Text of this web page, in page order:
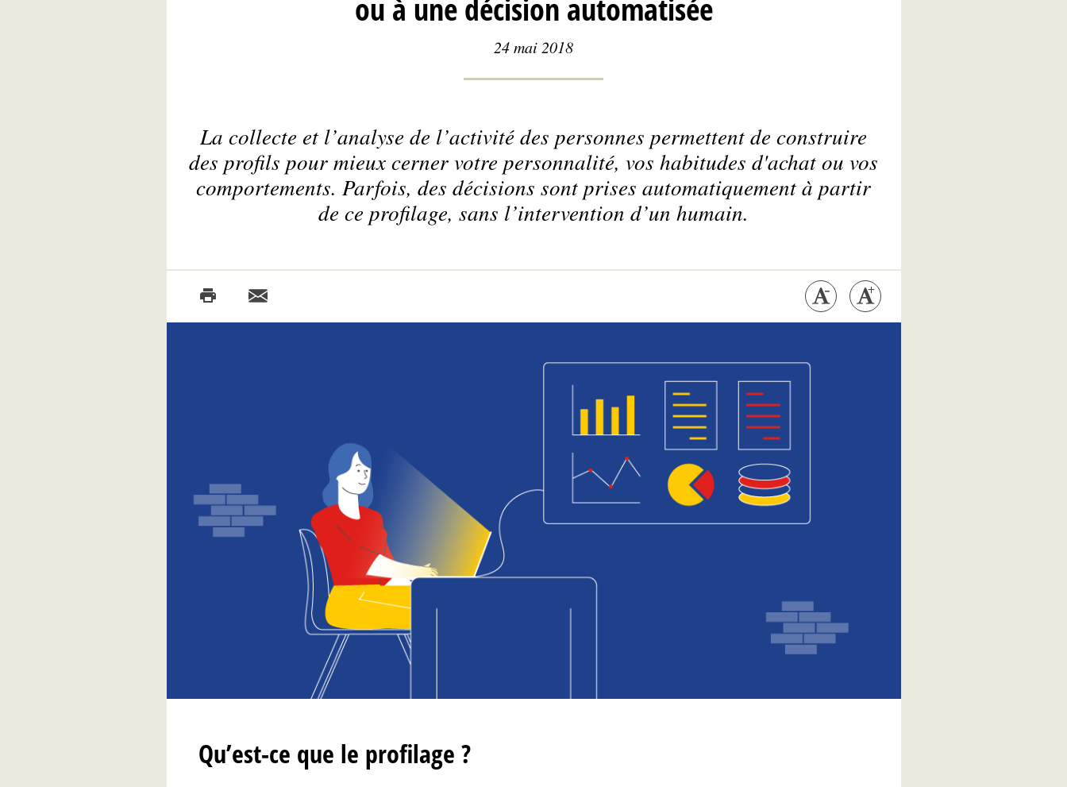
ou à une décision automatisée
24 mai 2018
La collecte et l’analyse de l’activité des personnes permettent de construire
des profils pour mieux cerner votre personnalité, vos habitudes d'achat ou vos
comportements. Parfois, des décisions sont prises automatiquement à partir
de ce profilage, sans l’intervention d’un humain.
Qu’est-ce que le profilage ?